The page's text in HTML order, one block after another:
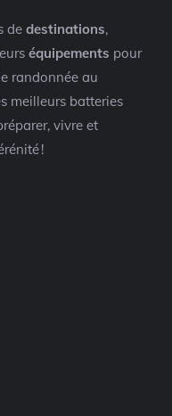
de destinations,
équipements pour
randonnée au
meilleurs batteries
vivre et
!